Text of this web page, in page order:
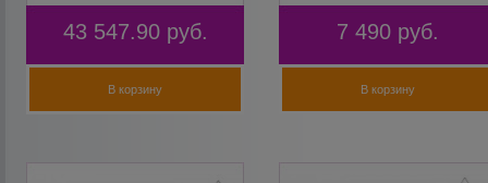
43 547.90 руб.
В корзину
7 490 руб.
В корзину